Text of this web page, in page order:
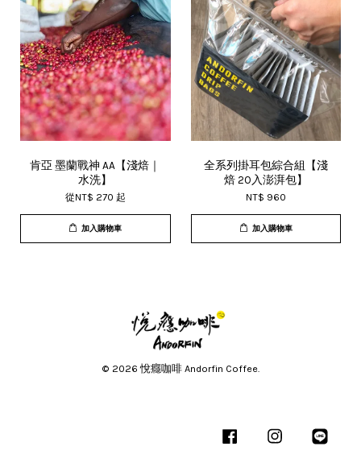
肯亞 墨蘭戰神 AA【淺焙｜
水洗】
從NT$ 270 起
加入購物車
全系列掛耳包綜合組【淺
焙 20入澎湃包】
NT$ 960
加入購物車
© 2026 悅癮咖啡 Andorfin Coffee.
Facebook Instagram